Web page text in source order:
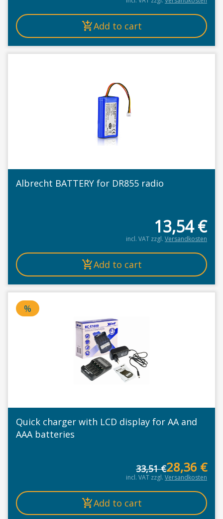
Add to cart
Albrecht BATTERY for DR855 radio
13,54€
incl. VAT zzgl. Versandkosten
Add to cart
%
Special product
Quick charger with LCD display for AA and
AAA batteries
33,51€28,36 €
incl. VAT zzgl. Versandkosten
Add to cart